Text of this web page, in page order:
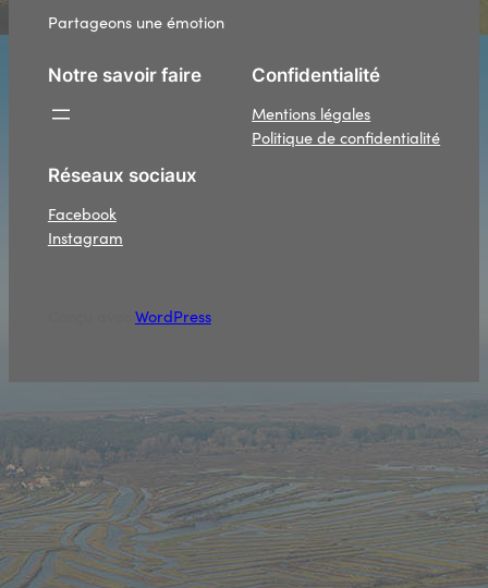
Partageons une émotion
Notre savoir faire
Confidentialité
Mentions légales
Politique de confidentialité
Réseaux sociaux
Facebook
Instagram
WordPress